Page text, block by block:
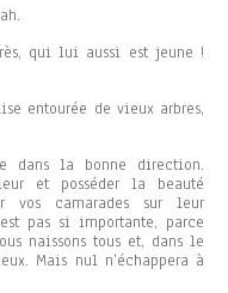
qui lui aussi est jeune !
entourée de vieux arbres,
dans la bonne direction.
et posséder la beauté
vos camarades sur leur
pas si importante, parce
naissons tous et, dans le
Mais nul n’échappera à